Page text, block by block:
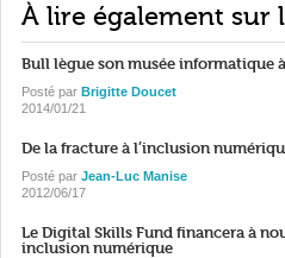
À lire également sur
Bull lègue son musée informatique
Posté par Brigitte Doucet
2014/01/21
De la fracture à l’inclusion
Posté par Jean-Luc Manise
2012/06/17
Le Digital Skills Fund financera à
inclusion numérique